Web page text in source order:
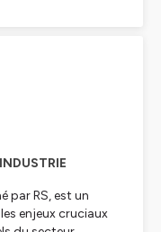
il si important de
t-on à ne pas
être à l'origine
de défauts,
par RS, est un
enjeux cruciaux